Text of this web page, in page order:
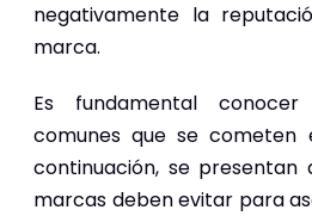
negativamente la
marca.
Es fundamental
comunes que se cometen
continuación, se presentan
marcas deben evitar para